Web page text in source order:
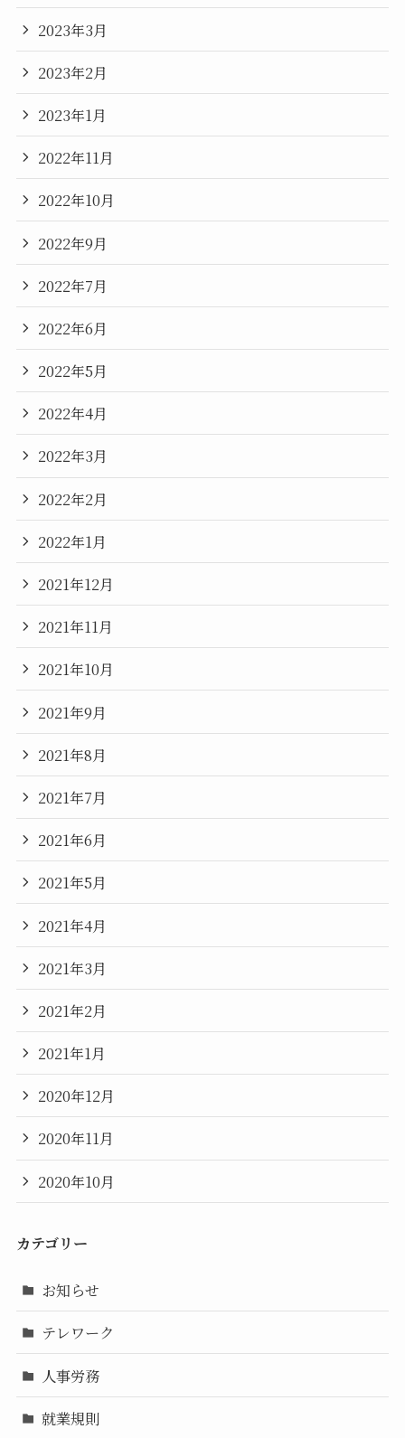
2023年3月
2023年2月
2023年1月
2022年11月
2022年10月
2022年9月
2022年7月
2022年6月
2022年5月
2022年4月
2022年3月
2022年2月
2022年1月
2021年12月
2021年11月
2021年10月
2021年9月
2021年8月
2021年7月
2021年6月
2021年5月
2021年4月
2021年3月
2021年2月
2021年1月
2020年12月
2020年11月
2020年10月
カテゴリー
お知らせ
テレワーク
人事労務
就業規則